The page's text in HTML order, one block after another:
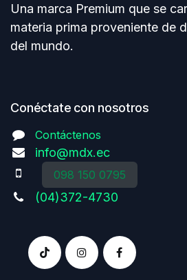
Una marca Premium que se
materia prima proveniente de
del mundo.
Conéctate con nosotros
Contáctenos
info@mdx.ec
098 150 0795
(04)372-4730